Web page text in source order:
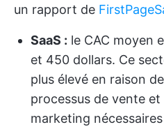
un rapport de
SaaS : le CAC moyen
et 450 dollars. Ce
plus élevé en raison
processus de vente
marketing